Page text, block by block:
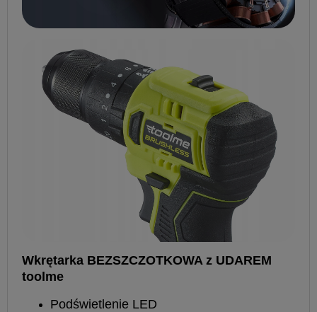
Wkrętarka BEZSZCZOTKOWA z UDAREM
toolme
Podświetlenie LED